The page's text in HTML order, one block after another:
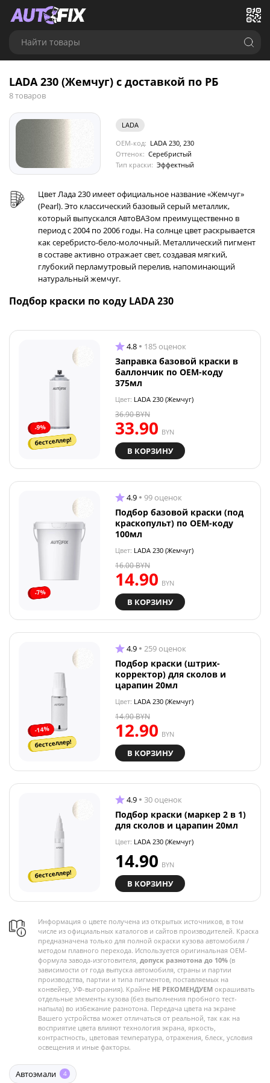
Найти товары
LADA 230 (Жемчуг) с доставкой по РБ
8 товаров
LADA
OEM-код: LADA 230, 230
Оттенок: Серебристый
Тип краски: Эффектный
Цвет Лада 230 имеет официальное название «Жемчуг»
(Pearl). Это классический базовый серый металлик,
который выпускался АвтоВАЗом преимущественно в
период с 2004 по 2006 годы. На солнце цвет раскрывается
как серебристо-бело-молочный. Металлический пигмент
в составе активно отражает свет, создавая мягкий,
глубокий перламутровый перелив, напоминающий
натуральный жемчуг.
Подбор краски по коду LADA 230
-9%
бестселлер!
4.8 185 оценок
Заправка базовой краски в
баллончик по OEM-коду
375мл
Цвет: LADA 230 (Жемчуг)
33.90 BYN
36.90BYN
В КОРЗИНУ
-7%
4.9 99 оценок
Подбор базовой краски (под
краскопульт) по OEM-коду
100мл
Цвет: LADA 230 (Жемчуг)
14.90 BYN
16.00BYN
В КОРЗИНУ
-14%
бестселлер!
4.9 259 оценок
Подбор краски (штрих-
корректор) для сколов и
царапин 20мл
Цвет: LADA 230 (Жемчуг)
12.90 BYN
14.90BYN
В КОРЗИНУ
бестселлер!
4.9 30 оценок
Подбор краски (маркер 2 в 1)
для сколов и царапин 20мл
Цвет: LADA 230 (Жемчуг)
14.90 BYN
В КОРЗИНУ
Информация о цвете получена из открытых источников, в том
числе из официальных каталогов и сайтов производителей. Краска
предназначена только для полной окраски кузова автомобиля /
методом плавного перехода. Используется оригинальная OEM-
формула завода-изготовителя, допуск разнотона до 10% (в
зависимости от года выпуска автомобиля, страны и партии
производства, партии и типа пигментов, поставляемых на
конвейер, УФ-выгорания). Крайне НЕ РЕКОМЕНДУЕМ окрашивать
отдельные элементы кузова (без выполнения пробного тест-
напыла) во избежание разнотона. Передача цвета на экране
Вашего устройства может отличаться от реальной, так как на
восприятие цвета влияют технология экрана, яркость,
контрастность, цветовая температура, отражения, блеск, условия
освещения и иные факторы.
Автоэмали 4